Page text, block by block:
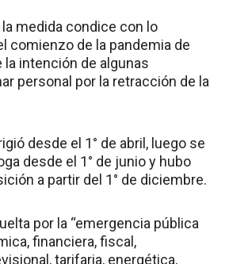
medida condice con lo
comienzo de la pandemia de
intención de algunas
personal por la retracción de la
desde el 1° de abril, luego se
desde el 1° de junio y hubo
a partir del 1° de diciembre.
por la “emergencia pública
financiera, fiscal,
tarifaria, energética,